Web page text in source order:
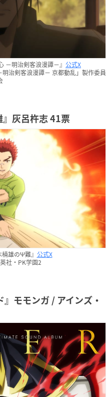
－明治剣客浪漫譚－』 公式X
治剣客浪漫譚－ 京都動乱」製作委員
灰呂杵志 41票
雄のΨ難』 公式X
社・PK学園2
モモンガ / アインズ・